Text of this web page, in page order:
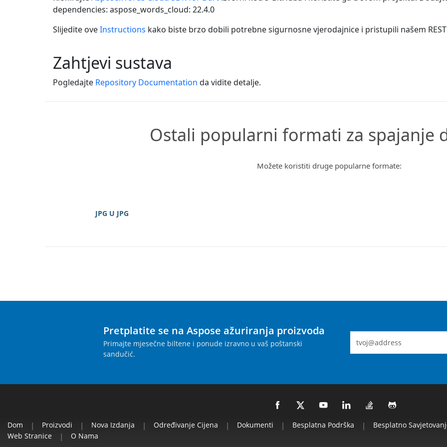
dependencies: aspose_words_cloud: 22.4.0
Slijedite oveInstructions kako biste brzo dobili potrebne sigurnosne vjerodajnice i pristupili našem REST
Zahtjevi sustava
Pogledajte Repository Documentation da vidite detalje.
Ostali popularni formati za spajanje
Možete koristiti druge popularne formate:
JPG U JPG
Pretplatite se na Aspose ažuriranja proizvoda
Primajte mjesečne biltene i ponude izravno u vaš poštanski
sandučić.
Dom | Proizvodi | Nova Izdanja | Određivanje Cijena | Dokumenti | Besplatna Podrška | Besplatno
Web Stranice | O Nama